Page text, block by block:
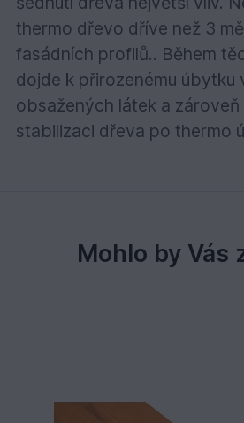
thermo dřevo dříve než 3
fasádních profilů.. Během
dojde k přirozenému úbytku
obsažených látek a zároveň
stabilizaci dřeva po thermo
Mohlo by Vás